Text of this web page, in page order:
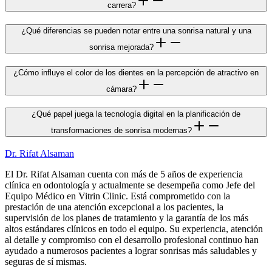
carrera?
¿Qué diferencias se pueden notar entre una sonrisa natural y una
sonrisa mejorada?
¿Cómo influye el color de los dientes en la percepción de atractivo en
cámara?
¿Qué papel juega la tecnología digital en la planificación de
transformaciones de sonrisa modernas?
Dr. Rifat Alsaman
El Dr. Rifat Alsaman cuenta con más de 5 años de experiencia
clínica en odontología y actualmente se desempeña como Jefe del
Equipo Médico en Vitrin Clinic. Está comprometido con la
prestación de una atención excepcional a los pacientes, la
supervisión de los planes de tratamiento y la garantía de los más
altos estándares clínicos en todo el equipo. Su experiencia, atención
al detalle y compromiso con el desarrollo profesional continuo han
ayudado a numerosos pacientes a lograr sonrisas más saludables y
seguras de sí mismas.